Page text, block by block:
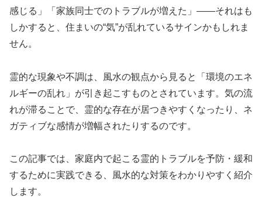
感じる」「家族同士でのトラブルが増えた」——それはも
しかすると、住まいの“気”が乱れているサインかもしれま
せん。
霊的な現象や不調は、風水の観点から見ると「環境のエネ
ルギーの乱れ」が引き起こすものとされています。気の流
れが滞ることで、霊的な存在が居つきやすくなったり、ネ
ガティブな感情が増幅されたりするのです。
この記事では、家庭内で起こる霊的トラブルを予防・緩和
するために実践できる、風水的な対策をわかりやすく紹介
します。